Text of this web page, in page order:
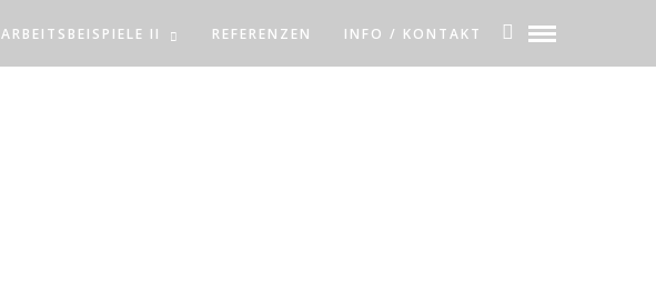
ARBEITSBEISPIELE II REFERENZEN INFO / KONTAKT